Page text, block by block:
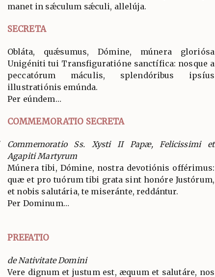
manet in sǽculum sǽculi, allelúja.
SECRETA
Obláta, quǽsumus, Dómine, múnera gloriósa
Unigéniti tui Transfiguratióne sanctífica: nosque a
peccatórum máculis, splendóribus ipsíus
illustratiónis emúnda.
Per eúndem…
COMMEMORATIO SECRETA
Commemoratio Ss. Xysti II Papæ, Felicissimi et
Agapiti Martyrum
Múnera tibi, Dómine, nostra devotiónis offérimus:
quæ et pro tuórum tibi grata sint honóre Justórum,
et nobis salutária, te miseránte, reddántur.
Per Dominum…
PREFATIO
de Nativitate Domini
Vere dignum et justum est, æquum et salutáre, nos